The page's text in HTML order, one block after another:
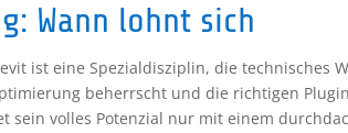
Wann lohnt sich
ist eine Spezialdisziplin, die technisches
beherrscht und die richtigen
sein volles Potenzial nur mit einem